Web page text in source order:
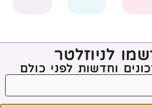
לניוזלטר
וחדשות לפני כולם